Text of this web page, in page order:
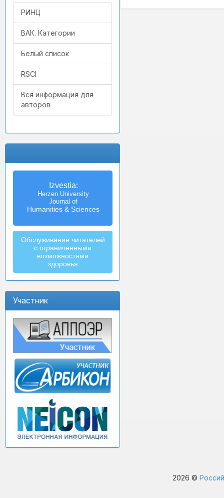
РИНЦ
ВАК. Категории
Белый список
RSCI
Вся информация для
авторов
Izvestia:
Herzen University
Journal of
Humanities & Sciences
Обслуживание читателей
с ограниченными
возможностями
здоровья
Участник
2026 ©